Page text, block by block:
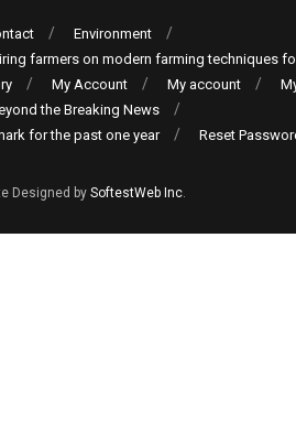
Environment
farmers on modern farming techniques
My Account My account
the Breaking News
for the past one year
Reset
Designed by SoftestWeb Inc.